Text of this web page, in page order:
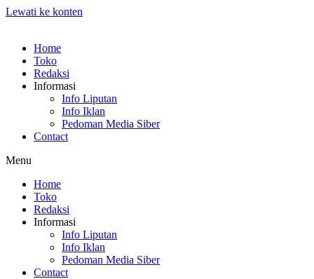
Lewati ke konten
Home
Toko
Redaksi
Informasi
Info Liputan
Info Iklan
Pedoman Media Siber
Contact
Menu
Home
Toko
Redaksi
Informasi
Info Liputan
Info Iklan
Pedoman Media Siber
Contact